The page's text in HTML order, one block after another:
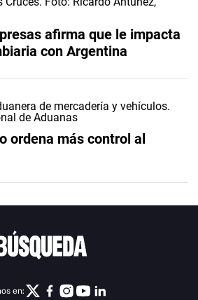
afirma que le impacta
con Argentina
ordena más control al
en: